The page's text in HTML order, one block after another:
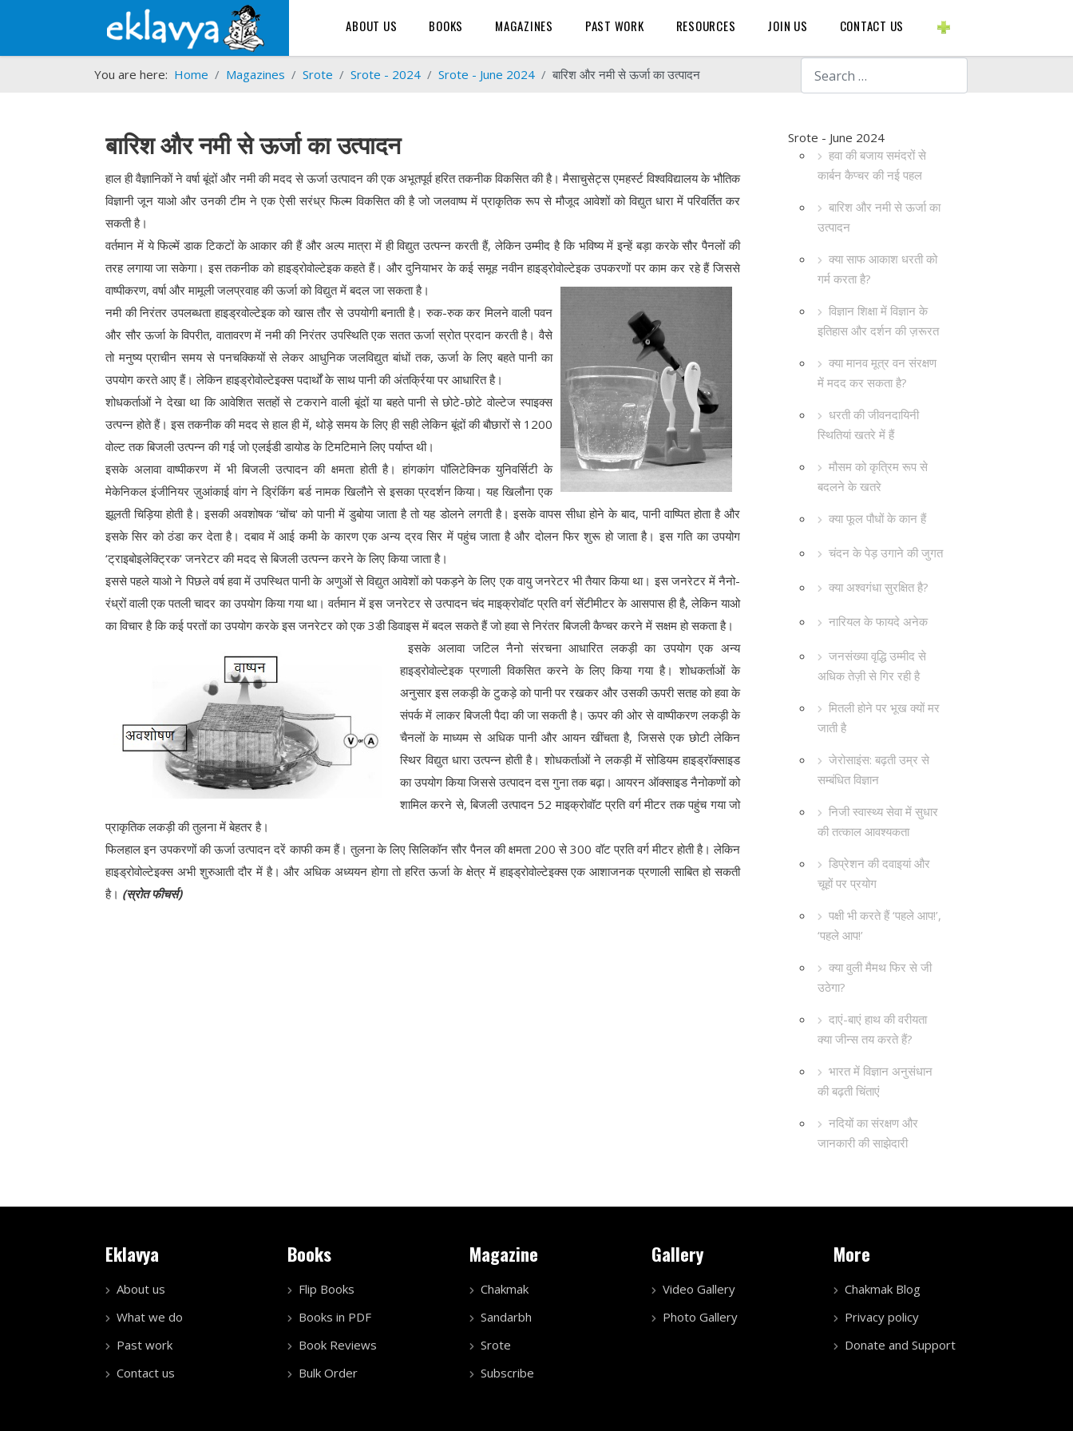
Search
ABOUT US BOOKS MAGAZINES PAST WORK RESOURCES JOIN US CONTACT US
You are here: Home Magazines Srote Srote - 2024 Srote - June 2024 बारिश और नमी से ऊर्जा का उत्पादन
Srote - June 2024
हवा की बजाय समंदरों से
कार्बन कैप्चर की नई पहल
बारिश और नमी से ऊर्जा का
उत्पादन
क्या साफ आकाश धरती को
गर्म करता है?
विज्ञान शिक्षा में विज्ञान के
इतिहास और दर्शन की ज़रूरत
क्या मानव मूत्र वन संरक्षण
में मदद कर सकता है?
धरती की जीवनदायिनी
स्थितियां खतरे में हैं
मौसम को कृत्रिम रूप से
बदलने के खतरे
क्या फूल पौधों के कान हैं
चंदन के पेड़ उगाने की जुगत
क्या अश्वगंधा सुरक्षित है?
नारियल के फायदे अनेक
जनसंख्या वृद्धि उम्मीद से
अधिक तेज़ी से गिर रही है
मितली होने पर भूख क्यों मर
जाती है
जेरोसाइंस: बढ़ती उम्र से
सम्बंधित विज्ञान
निजी स्वास्थ्य सेवा में सुधार
की तत्काल आवश्यकता
डिप्रेशन की दवाइयां और
चूहों पर प्रयोग
पक्षी भी करते हैं ‘पहले आप!’,
‘पहले आप!’
क्या वुली मैमथ फिर से जी
उठेगा?
दाएं-बाएं हाथ की वरीयता
क्या जीन्स तय करते हैं?
भारत में विज्ञान अनुसंधान
की बढ़ती चिंताएं
नदियों का संरक्षण और
जानकारी की साझेदारी
बारिश और नमी से ऊर्जा का उत्पादन
हाल ही वैज्ञानिकों ने वर्षा बूंदों और नमी की मदद से ऊर्जा उत्पादन की एक अभूतपूर्व हरित तकनीक विकसित की है। मैसाचुसेट्स एमहर्स्ट विश्वविद्यालय के भौतिक
विज्ञानी जून याओ और उनकी टीम ने एक ऐसी सरंध्र फिल्म विकसित की है जो जलवाष्प में प्राकृतिक रूप से मौजूद आवेशों को विद्युत धारा में परिवर्तित कर
सकती है।
वर्तमान में ये फिल्में डाक टिकटों के आकार की हैं और अल्प मात्रा में ही विद्युत उत्पन्न करती हैं, लेकिन उम्मीद है कि भविष्य में इन्हें बड़ा करके सौर पैनलों की
तरह लगाया जा सकेगा। इस तकनीक को हाइड्रोवोल्टेइक कहते हैं। और दुनियाभर के कई समूह नवीन हाइड्रोवोल्टेइक उपकरणों पर काम कर रहे हैं जिससे
वाष्पीकरण, वर्षा और मामूली जलप्रवाह की ऊर्जा को विद्युत में बदल जा सकता है।
नमी की निरंतर उपलब्धता हाइड्रवोल्टेइक को खास तौर से उपयोगी बनाती है। रुक-रुक कर मिलने वाली पवन
और सौर ऊर्जा के विपरीत, वातावरण में नमी की निरंतर उपस्थिति एक सतत ऊर्जा स्रोत प्रदान करती है। वैसे
तो मनुष्य प्राचीन समय से पनचक्कियों से लेकर आधुनिक जलविद्युत बांधों तक, ऊर्जा के लिए बहते पानी का
उपयोग करते आए हैं। लेकिन हाइड्रोवोल्टेइक्स पदार्थों के साथ पानी की अंतर्क्रिया पर आधारित है।
शोधकर्ताओं ने देखा था कि आवेशित सतहों से टकराने वाली बूंदों या बहते पानी से छोटे-छोटे वोल्टेज स्पाइक्स
उत्पन्न होते हैं। इस तकनीक की मदद से हाल ही में, थोड़े समय के लिए ही सही लेकिन बूंदों की बौछारों से 1200
वोल्ट तक बिजली उत्पन्न की गई जो एलईडी डायोड के टिमटिमाने लिए पर्याप्त थी।
इसके अलावा वाष्पीकरण में भी बिजली उत्पादन की क्षमता होती है। हांगकांग पॉलिटेक्निक युनिवर्सिटी के
मेकेनिकल इंजीनियर ज़ुआंकाई वांग ने ड्रिंकिंग बर्ड नामक खिलौने से इसका प्रदर्शन किया। यह खिलौना एक
झूलती चिड़िया होती है। इसकी अवशोषक ‘चोंच' को पानी में डुबोया जाता है तो यह डोलने लगती है। इसके वापस सीधा होने के बाद, पानी वाष्पित होता है और
इसके सिर को ठंडा कर देता है। दबाव में आई कमी के कारण एक अन्य द्रव सिर में पहुंच जाता है और दोलन फिर शुरू हो जाता है। इस गति का उपयोग
‘ट्राइबोइलेक्ट्रिक' जनरेटर की मदद से बिजली उत्पन्न करने के लिए किया जाता है।
इससे पहले याओ ने पिछले वर्ष हवा में उपस्थित पानी के अणुओं से विद्युत आवेशों को पकड़ने के लिए एक वायु जनरेटर भी तैयार किया था। इस जनरेटर में नैनो-
रंध्रों वाली एक पतली चादर का उपयोग किया गया था। वर्तमान में इस जनरेटर से उत्पादन चंद माइक्रोवॉट प्रति वर्ग सेंटीमीटर के आसपास ही है, लेकिन याओ
का विचार है कि कई परतों का उपयोग करके इस जनरेटर को एक 3डी डिवाइस में बदल सकते हैं जो हवा से निरंतर बिजली कैप्चर करने में सक्षम हो सकता है।
इसके अलावा जटिल नैनो संरचना आधारित लकड़ी का उपयोग एक अन्य
हाइड्रोवोल्टेइक प्रणाली विकसित करने के लिए किया गया है। शोधकर्ताओं के
अनुसार इस लकड़ी के टुकड़े को पानी पर रखकर और उसकी ऊपरी सतह को हवा के
संपर्क में लाकर बिजली पैदा की जा सकती है। ऊपर की ओर से वाष्पीकरण लकड़ी के
चैनलों के माध्यम से अधिक पानी और आयन खींचता है, जिससे एक छोटी लेकिन
स्थिर विद्युत धारा उत्पन्न होती है। शोधकर्ताओं ने लकड़ी में सोडियम हाइड्रॉक्साइड
का उपयोग किया जिससे उत्पादन दस गुना तक बढ़ा। आयरन ऑक्साइड नैनोकणों को
शामिल करने से, बिजली उत्पादन 52 माइक्रोवॉट प्रति वर्ग मीटर तक पहुंच गया जो
प्राकृतिक लकड़ी की तुलना में बेहतर है।
फिलहाल इन उपकरणों की ऊर्जा उत्पादन दरें काफी कम हैं। तुलना के लिए सिलिकॉन सौर पैनल की क्षमता 200 से 300 वॉट प्रति वर्ग मीटर होती है। लेकिन
हाइड्रोवोल्टेइक्स अभी शुरुआती दौर में है। और अधिक अध्ययन होगा तो हरित ऊर्जा के क्षेत्र में हाइड्रोवोल्टेइक्स एक आशाजनक प्रणाली साबित हो सकती
है। (स्रोत फीचर्स)
Eklavya
About us
What we do
Past work
Contact us
Books
Flip Books
Books in PDF
Book Reviews
Bulk Order
Magazine
Chakmak
Sandarbh
Srote
Subscribe
Gallery
Video Gallery
Photo Gallery
More
Chakmak Blog
Privacy policy
Donate and Support